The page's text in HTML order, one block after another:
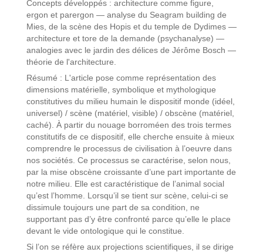
Concepts développés : architecture comme figure,
ergon et parergon — analyse du Seagram building de
Mies, de la scène des Hopis et du temple de Dydimes —
architecture et tore de la demande (psychanalyse) —
analogies avec le jardin des délices de Jérôme Bosch —
théorie de l'architecture.
Résumé : L'article pose comme représentation des
dimensions matérielle, symbolique et mythologique
constitutives du milieu humain le dispositif monde (idéel,
universel) / scène (matériel, visible) / obscène (matériel,
caché). À partir du nouage borroméen des trois termes
constitutifs de ce dispositif, elle cherche ensuite à mieux
comprendre le processus de civilisation à l’oeuvre dans
nos sociétés. Ce processus se caractérise, selon nous,
par la mise obscène croissante d’une part importante de
notre milieu. Elle est caractéristique de l’animal social
qu’est l’homme. Lorsqu’il se tient sur scène, celui-ci se
dissimule toujours une part de sa condition, ne
supportant pas d’y être confronté parce qu’elle le place
devant le vide ontologique qui le constitue.
Si l’on se réfère aux projections scientifiques, il se dirige